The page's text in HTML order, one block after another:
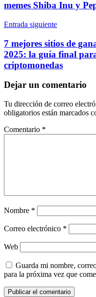
memes Shiba Inu y
Entrada siguiente
7 mejores sitios de
2025: la guía final
criptomonedas
Dejar un comentario
Tu dirección de correo
obligatorios están marcados
Comentario *
Nombre *
Correo electrónico *
Web
Guarda mi nombre,
para la próxima vez que